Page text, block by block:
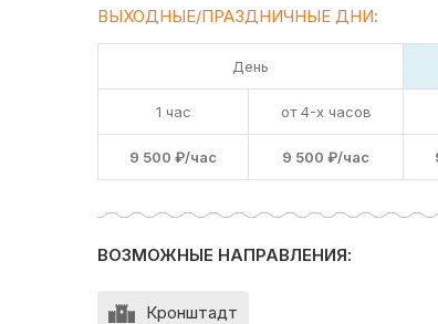
ВЫХОДНЫЕ/ПРАЗДНИЧНЫЕ ДНИ:
День
1 час от 4-х часов
9 500 ₽/час 9 500 ₽/час
ВОЗМОЖНЫЕ НАПРАВЛЕНИЯ:
Кронштадт